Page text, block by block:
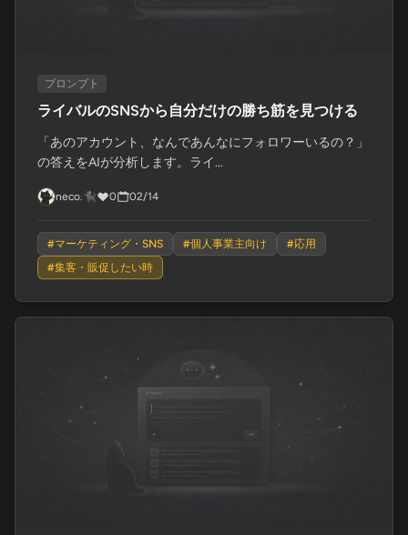
プロンプト
ライバルのSNSから自分だけの勝ち筋を見つける
「あのアカウント、なんであんなにフォロワーいるの？」
の答えをAIが分析します。ライ...
neco.🐈‍⬛ 0 02/14
#マーケティング・SNS #個人事業主向け #応用
#集客・販促したい時